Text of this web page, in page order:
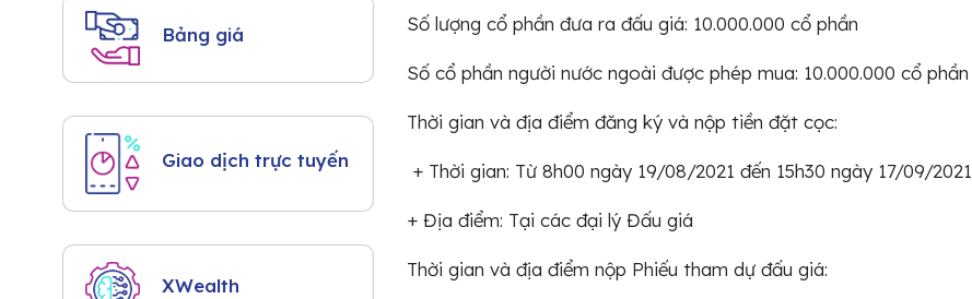
Bảng giá
Giao dịch trực tuyến
XWealth
Số lượng cổ phần đưa ra đấu giá: 10.000.000 cổ phần
Số cổ phần người nước ngoài được phép mua: 10.000.000 cổ phần
Thời gian và địa điểm đăng ký và nộp tiền đặt cọc:
+ Thời gian: Từ 8h00 ngày 19/08/2021 đến 15h30 ngày 17/09/2021
+ Địa điểm: Tại các đại lý Đấu giá
Thời gian và địa điểm nộp Phiếu tham dự đấu giá: